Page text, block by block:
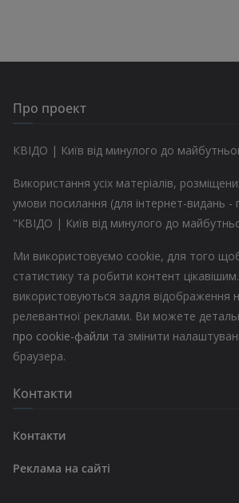
Про проект
КВІДО | Київ від минулого до
Використання усіх матеріалів,
умови посилання (для інтернет-видань -
"КВІДО | Київ від минулого до
Ми використовуємо cookie, для того
статистику та робити контент
використовуються задля відображення
релевантної реклами. Ви можете
про cookie-файли та змінити
браузера.
Контакти
Контакти
Реклама на сайті